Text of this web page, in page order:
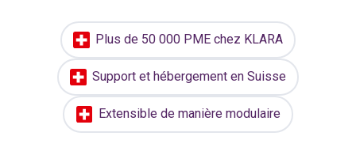
Plus de 50 000 PME chez KLARA
Support et hébergement en Suisse
Extensible de manière modulaire